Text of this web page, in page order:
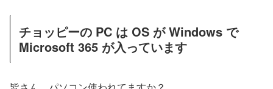
チョッピーの PC は OS が Windows で
Microsoft 365 が入っています